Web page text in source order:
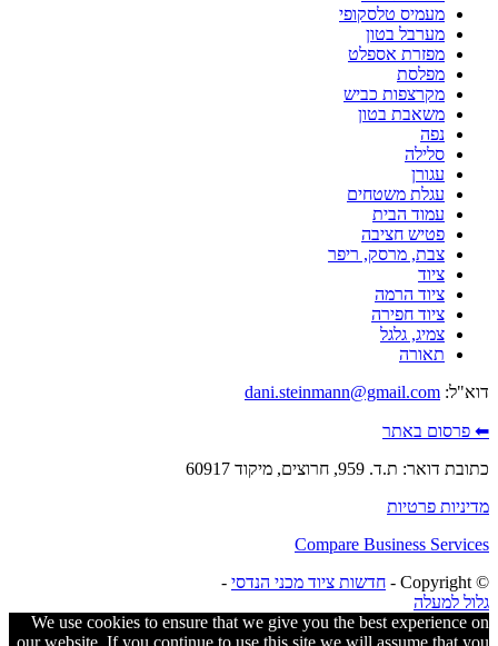
מעמיס טלסקופי
מערבל בטון
מפזרת אספלט
מפלסת
מקרצפות כביש
משאבת בטון
נפה
סלילה
עגורן
עגלת משטחים
עמוד הבית
פטיש חציבה
צבת, מרסק, ריפר
ציוד
ציוד הרמה
ציוד חפירה
צמיג, גלגל
תאורה
דוא"ל: dani.steinmann@gmail.com
⬅ פרסום באתר
כתובת דואר: ת.ד. 959, חרוצים, מיקוד 60917
מדיניות פרטיות
Compare Business Services
© ‫Copyright -
חדשות ציוד מכני הנדסי -
גלול למעלה
We use cookies to ensure that we give you the best experience on
our website. If you continue to use this site we will assume that you